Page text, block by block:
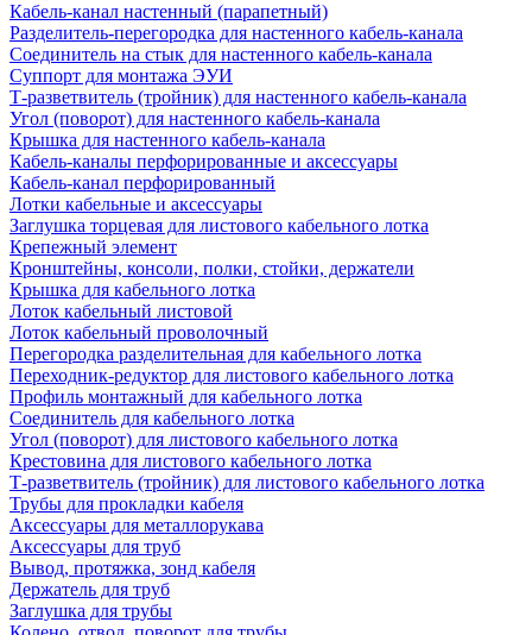
Кабель-канал настенный (парапетный)
Разделитель-перегородка для настенного кабель-канала
Соединитель на стык для настенного кабель-канала
Суппорт для монтажа ЭУИ
Т-разветвитель (тройник) для настенного кабель-канала
Угол (поворот) для настенного кабель-канала
Крышка для настенного кабель-канала
Кабель-каналы перфорированные и аксессуары
Кабель-канал перфорированный
Лотки кабельные и аксессуары
Заглушка торцевая для листового кабельного лотка
Крепежный элемент
Кронштейны, консоли, полки, стойки, держатели
Крышка для кабельного лотка
Лоток кабельный листовой
Лоток кабельный проволочный
Перегородка разделительная для кабельного лотка
Переходник-редуктор для листового кабельного лотка
Профиль монтажный для кабельного лотка
Соединитель для кабельного лотка
Угол (поворот) для листового кабельного лотка
Крестовина для листового кабельного лотка
Т-разветвитель (тройник) для листового кабельного лотка
Трубы для прокладки кабеля
Аксессуары для металлорукава
Аксессуары для труб
Вывод, протяжка, зонд кабеля
Держатель для труб
Заглушка для трубы